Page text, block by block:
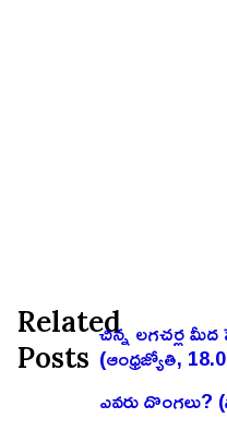
Related
Posts
చిన్న లగచర్ల మీద
(ఆంధ్రజ్యోతి,
ఎవరు దొంగలు?